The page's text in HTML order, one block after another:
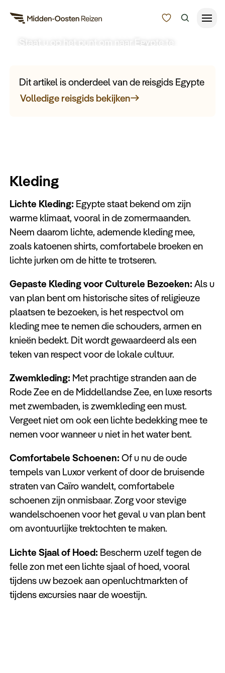
Type Reizen
Zoeken
Paklijst Egypte
Staat u op het punt om naar Egypte te
het meeste uit uw avontuur te halen.
Dit artikel is onderdeel van de reisgids Egypte
Volledige reisgids bekijken
Kleding
Lichte Kleding: Egypte staat bekend om zijn
warme klimaat, vooral in de zomermaanden.
Neem daarom lichte, ademende kleding mee,
zoals katoenen shirts, comfortabele broeken en
lichte jurken om de hitte te trotseren.
Gepaste Kleding voor Culturele Bezoeken: Als u
van plan bent om historische sites of religieuze
plaatsen te bezoeken, is het respectvol om
kleding mee te nemen die schouders, armen en
knieën bedekt. Dit wordt gewaardeerd als een
teken van respect voor de lokale cultuur.
Zwemkleding: Met prachtige stranden aan de
Rode Zee en de Middellandse Zee, en luxe resorts
met zwembaden, is zwemkleding een must.
Vergeet niet om ook een lichte bedekking mee te
nemen voor wanneer u niet in het water bent.
Comfortabele Schoenen: Of u nu de oude
tempels van Luxor verkent of door de bruisende
straten van Caïro wandelt, comfortabele
schoenen zijn onmisbaar. Zorg voor stevige
wandelschoenen voor het geval u van plan bent
om avontuurlijke trektochten te maken.
Lichte Sjaal of Hoed: Bescherm uzelf tegen de
felle zon met een lichte sjaal of hoed, vooral
tijdens uw bezoek aan openluchtmarkten of
tijdens excursies naar de woestijn.